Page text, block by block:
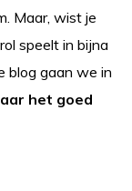
Maar, wist je
speelt in bijna
blog gaan we in
het goed